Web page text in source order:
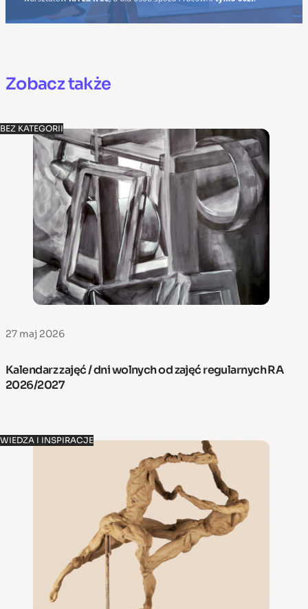
Zobacz także
BEZ KATEGORII
27 maj 2026
Kalendarz zajęć / dni wolnych od zajęć regularnych RA
2026/2027
WIEDZA I INSPIRACJE